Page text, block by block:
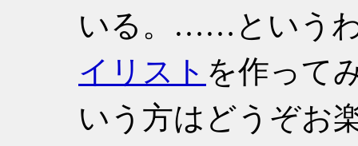
いる。……という
イリスト を作って
いう方はどうぞお